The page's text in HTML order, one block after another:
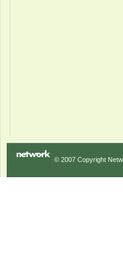
© 2007 Copyright